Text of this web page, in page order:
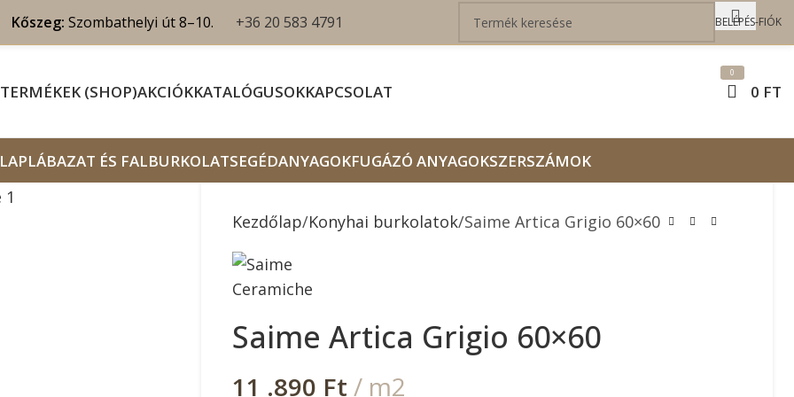
Kőszeg: Szombathelyi út 8–10. +36 20 583 4791 BELÉPÉS-FIÓK
TERMÉKEK (SHOP)AKCIÓKKATALÓGUSOKKAPCSOLAT
0
0 FT
LÁBAZAT ÉS FALBURKOLATSEGÉDANYAGOKFUGÁZÓ ANYAGOKSZERSZÁMOK
Kezdőlap Konyhai burkolatok Saime Artica Grigio 60×60
Saime Artica Grigio 60×60
11 .890 Ft / m2